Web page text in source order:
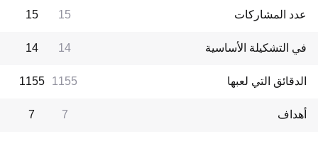
عدد المشاركات 15
15
في التشكيلة الأساسية 14
14
الدقائق التي لعبها 1155
1155
أهداف 7
7